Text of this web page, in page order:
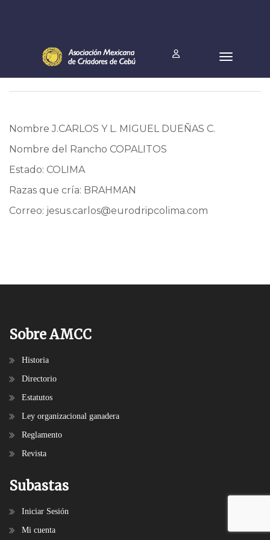
Nombre J.CARLOS Y L. MIGUEL DUEÑAS C.
Nombre del Rancho COPALITOS
Estado: COLIMA
Razas que cría: BRAHMAN
Correo: jesus.carlos@eurodripcolima.com
Sobre AMCC
Historia
Directorio
Estatutos
Ley organizacional ganadera
Reglamento
Revista
Subastas
Iniciar Sesión
Mi cuenta